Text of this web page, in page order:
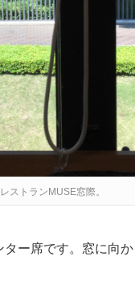
ストランMUSE窓際。
ー席です。窓に向